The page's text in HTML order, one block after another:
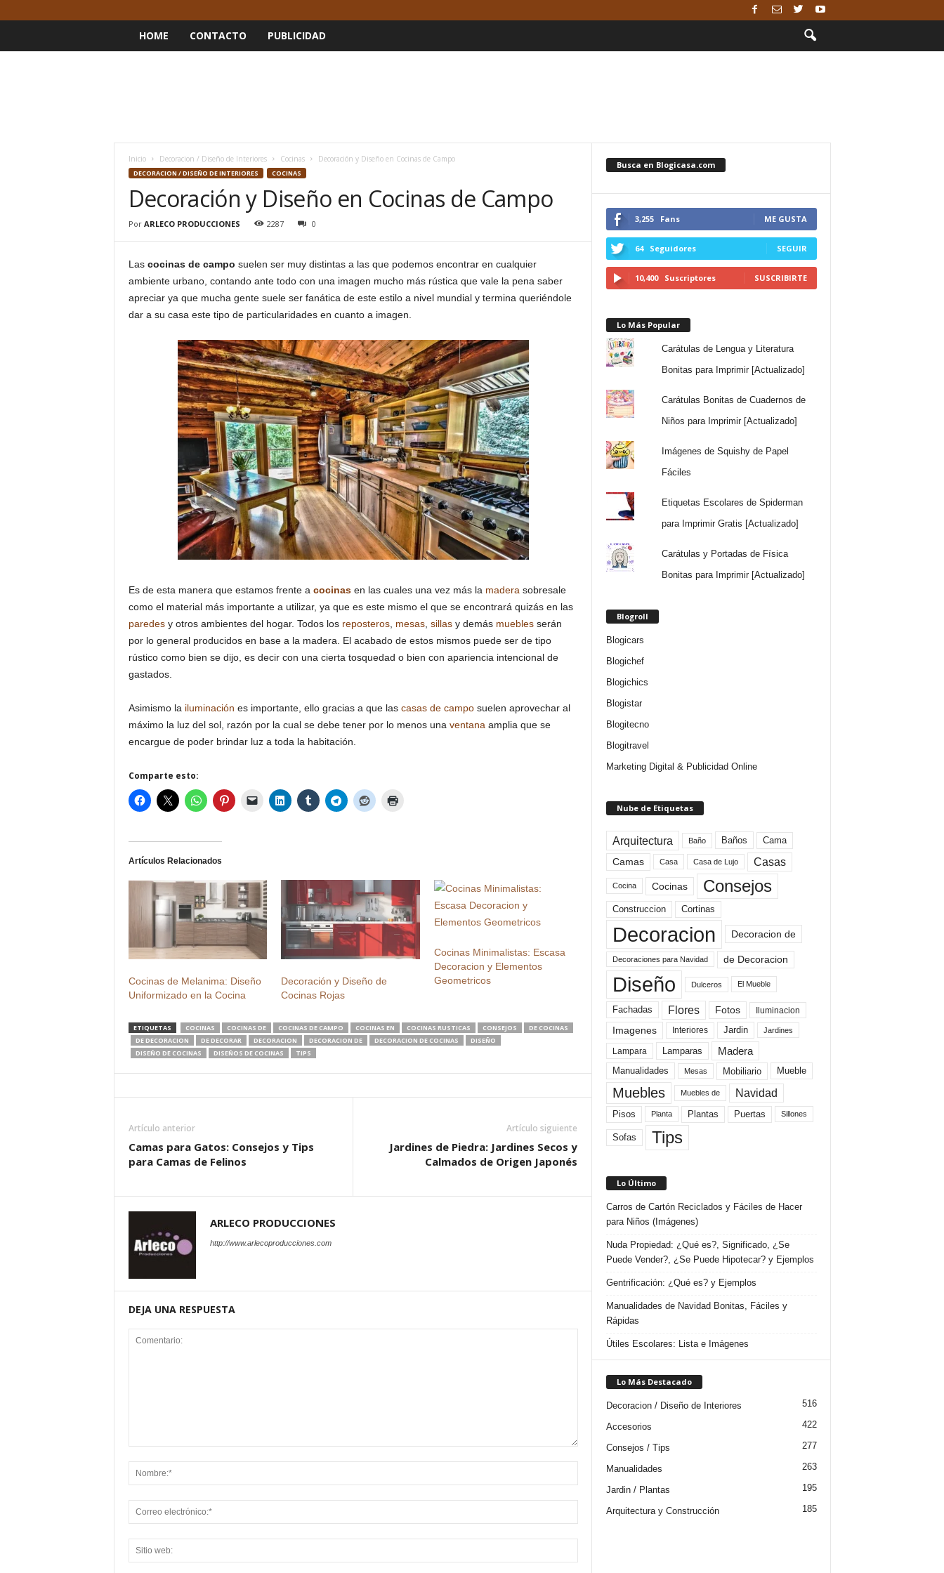
HOME CONTACTO PUBLICIDAD
Inicio Decoracion / Diseño de Interiores Cocinas Decoración y Diseño en Cocinas de Campo
DECORACION / DISEÑO DE INTERIORES COCINAS
Decoración y Diseño en Cocinas de Campo
Por ARLECO PRODUCCIONES 2287 0
Las cocinas de campo suelen ser muy distintas a las que podemos encontrar en cualquier
ambiente urbano, contando ante todo con una imagen mucho más rústica que vale la pena saber
apreciar ya que mucha gente suele ser fanática de este estilo a nivel mundial y termina queriéndole
dar a su casa este tipo de particularidades en cuanto a imagen.
Es de esta manera que estamos frente a cocinasen las cuales una vez más la madera sobresale
como el material más importante a utilizar, ya que es este mismo el que se encontrará quizás en las
paredesy otros ambientes del hogar. Todos los reposteros, mesas, sillasy demás mueblesserán
por lo general producidos en base a la madera. El acabado de estos mismos puede ser de tipo
rústico como bien se dijo, es decir con una cierta tosquedad o bien con apariencia intencional de
gastados.
Asimismo la iluminación es importante, ello gracias a que las casas de camposuelen aprovechar al
máximo la luz del sol, razón por la cual se debe tener por lo menos una ventana amplia que se
encargue de poder brindar luz a toda la habitación.
Comparte esto:
Artículos Relacionados
Cocinas de Melanima: Diseño
Uniformizado en la Cocina
Decoración y Diseño de
Cocinas Rojas
Cocinas Minimalistas: Escasa
Decoracion y Elementos
Geometricos
ETIQUETAS COCINAS COCINAS DE COCINAS DE CAMPO COCINAS EN COCINAS RUSTICAS CONSEJOS
DE COCINAS
DE DECORACION
DE DECORAR DECORACION DECORACION DE DECORACION DE COCINAS
DISEÑO
DISEÑO DE COCINAS
DISEÑOS DE COCINAS TIPS
Artículo anterior
Camas para Gatos: Consejos y Tips
para Camas de Felinos
Artículo siguiente
Jardines de Piedra: Jardines Secos y
Calmados de Origen Japonés
ARLECO PRODUCCIONES
http://www.arlecoproducciones.com
DEJA UNA RESPUESTA
Busca en Blogicasa.com
3,255 Fans ME GUSTA
64 Seguidores SEGUIR
10,400 Suscriptores SUSCRIBIRTE
Lo Más Popular
Carátulas de Lengua y Literatura
Bonitas para Imprimir [Actualizado]
Carátulas Bonitas de Cuadernos de
Niños para Imprimir [Actualizado]
Imágenes de Squishy de Papel
Fáciles
Etiquetas Escolares de Spiderman
para Imprimir Gratis [Actualizado]
Carátulas y Portadas de Física
Bonitas para Imprimir [Actualizado]
Blogroll
Blogicars
Blogichef
Blogichics
Blogistar
Blogitecno
Blogitravel
Marketing Digital & Publicidad Online
Nube de Etiquetas
Arquitectura Baño Baños Cama
Camas Casa Casa de Lujo Casas
Cocina Cocinas Consejos
Construccion Cortinas
Decoracion Decoracion de
Decoraciones para Navidad de Decoracion
Diseño Dulceros El Mueble
Fachadas Flores Fotos Iluminacion
Imagenes Interiores Jardin Jardines
Lampara Lamparas Madera
Manualidades Mesas Mobiliario Mueble
Muebles Muebles de Navidad
Pisos Planta Plantas Puertas Sillones
Sofas Tips
Lo Último
Carros de Cartón Reciclados y Fáciles de Hacer
para Niños (Imágenes)
Nuda Propiedad: ¿Qué es?, Significado, ¿Se
Puede Vender?, ¿Se Puede Hipotecar? y Ejemplos
Gentrificación: ¿Qué es? y Ejemplos
Manualidades de Navidad Bonitas, Fáciles y
Rápidas
Útiles Escolares: Lista e Imágenes
Lo Más Destacado
Decoracion / Diseño de Interiores 516
Accesorios 422
Consejos / Tips 277
Manualidades 263
Jardin / Plantas 195
Arquitectura y Construcción 185